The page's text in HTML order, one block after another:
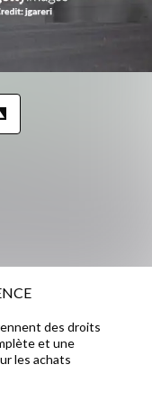
des droits
et une
les achats